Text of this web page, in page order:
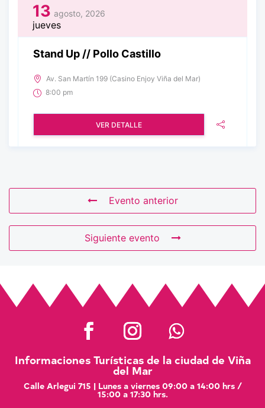
13 agosto, 2026
jueves
Stand Up // Pollo Castillo
Av. San Martín 199 (Casino Enjoy Viña del Mar)
8:00 pm
VER DETALLE
Evento anterior
Siguiente evento
Informaciones Turísticas de la ciudad de Viña
del Mar
Calle Arlegui 715 | Lunes a viernes 09:00 a 14:00 hrs /
15:00 a 17:30 hrs.